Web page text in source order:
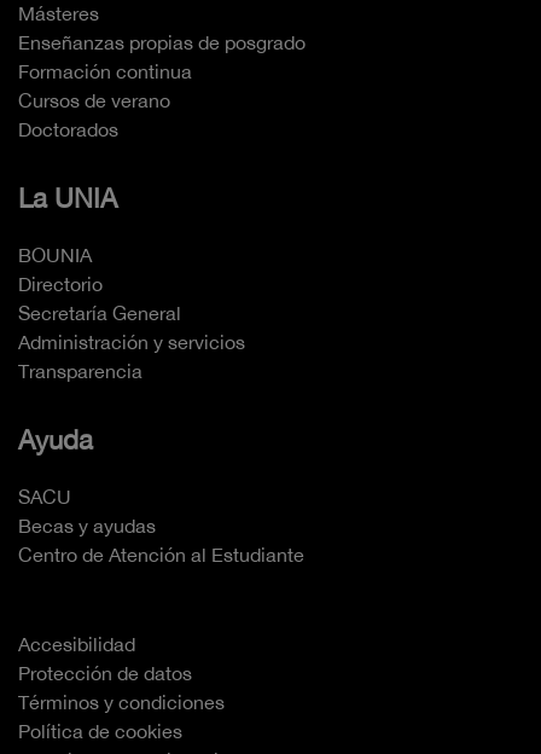
Másteres
Enseñanzas propias de posgrado
Formación continua
Cursos de verano
Doctorados
La UNIA
BOUNIA
Directorio
Secretaría General
Administración y servicios
Transparencia
Ayuda
SACU
Becas y ayudas
Centro de Atención al Estudiante
Accesibilidad
Protección de datos
Términos y condiciones
Política de cookies